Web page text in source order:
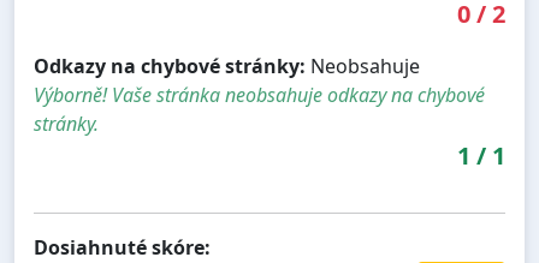
0/2
Odkazy na chybové stránky: Neobsahuje
Výborně! Vaše stránka neobsahuje odkazy na chybové
stránky.
1 / 1
Dosiahnuté skóre: